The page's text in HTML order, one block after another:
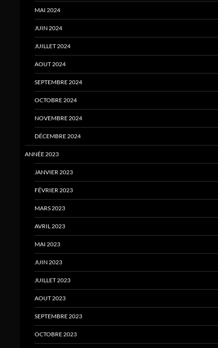
MAI 2024
JUIN 2024
JUILLET 2024
AOUT 2024
SEPTEMBRE 2024
OCTOBRE 2024
NOVEMBRE 2024
DÉCEMBRE 2024
ANNÉE 2023
JANVIER 2023
FÉVRIER 2023
MARS 2023
AVRIL 2023
MAI 2023
JUIN 2023
JUILLET 2023
AOUT 2023
SEPTEMBRE 2023
OCTOBRE 2023